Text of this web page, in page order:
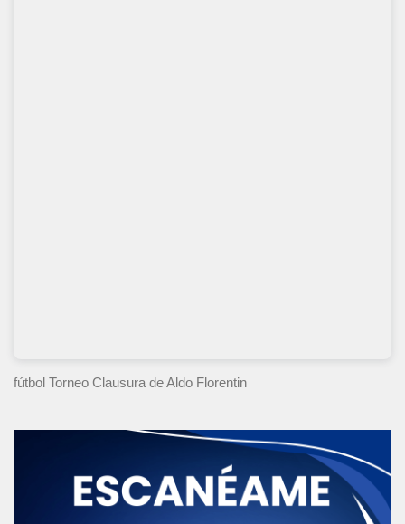
fútbol Torneo Clausura de Aldo Florentin